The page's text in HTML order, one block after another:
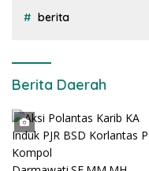
berita
Berita Daerah